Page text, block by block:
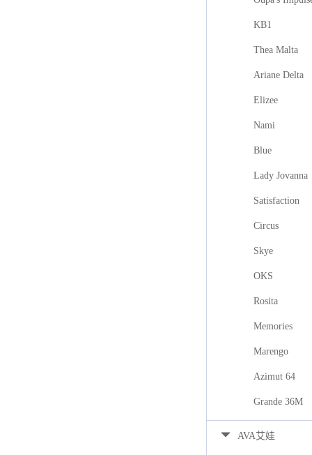
KB1
Thea Malta
Ariane Delta
Elizee
Nami
Blue
Lady Jovanna
Satisfaction
Circus
Skye
OKS
Rosita
Memories
Marengo
Azimut 64
Grande 36M
AVA艾娃